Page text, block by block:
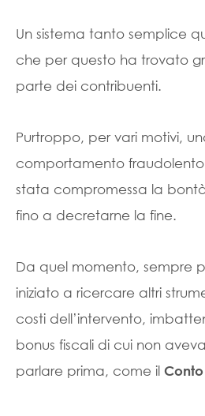
Un sistema tanto semplice
che per questo ha trovato
parte dei contribuenti.
Purtroppo, per vari motivi,
comportamento
stata compromessa la
fino a decretarne la fine.
Da quel momento, sempre
iniziato a ricercare altri
costi dell’intervento,
bonus fiscali di cui non
parlare prima, come il